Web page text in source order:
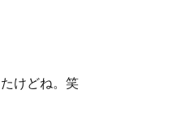
けどね。笑